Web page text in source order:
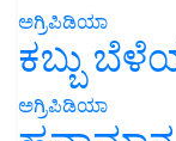
ಅಗ್ರಿಪಿಡಿಯಾ
ಕಬ್ಬು
ಅಗ್ರಿಪಿಡಿಯಾ